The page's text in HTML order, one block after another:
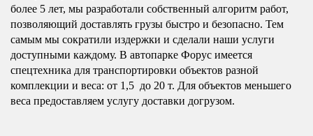
более 5 лет, мы разработали собственный алгоритм работ,
позволяющий доставлять грузы быстро и безопасно. Тем
самым мы сократили издержки и сделали наши услуги
доступными каждому. В автопарке Форус имеется
спецтехника для транспортировки объектов разной
комплекции и веса: от 1,5 до 20 т. Для объектов меньшего
веса предоставляем услугу доставки догрузом.